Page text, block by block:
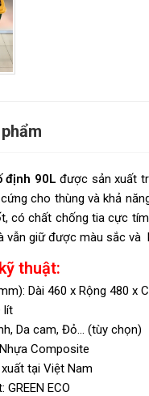
định 90Lđược sản xuất
cho thùng và khả
có chất chống tia cực
vẫn giữ được màu sắc và
thuật:
Dài 460 x Rộng 480 x
lít
Da cam, Đỏ… (tùy chọn)
Composite
tại Việt Nam
ECO